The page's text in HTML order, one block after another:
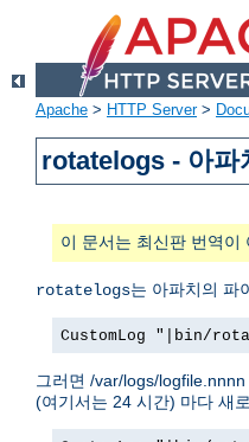
Apache > HTTP Server>
rotatelogs - 아파
이 문서는 최신판 번역이
rotatelogs는 아파치의 파
CustomLog "|bin/
그러면 /var/logs/
(여기서는 24 시간) 마다 새